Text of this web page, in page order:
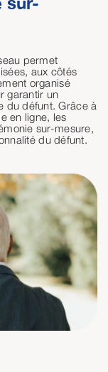
permet
aux côtés
organisé
garantir un
du défunt. Grâce à
en ligne, les
sur-mesure,
du défunt.